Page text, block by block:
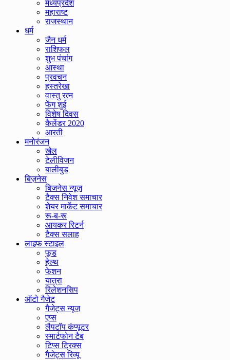
मध्यप्रदेश
महाराष्ट
राजस्थान
धर्म
जैन धर्म
राशिफल
शुभ पंचांग
आस्था
प्रवचन
हस्तरेखा
वास्तु रत्न
फेंग शुई
विशेष दिवस
कैलेंडर 2020
आरती
मनोरंजन
खेल
टेलीविजन
बालीबुड
बिज़नेस
बिजनेस न्यूज़
टैक्स निवेश समाचार
शेयर मार्केट समाचार
रू-ब-रू
आयकर रिटर्न
टैक्स सलाह
लाइफ स्टाइल
फूड
हेल्थ
फेशन
यात्रा
रिलेशनसिप
ऑटो गैजेट
गैजेट्स न्यूज़
एप्स
लैपटॉप कंप्यूटर
स्मार्टफोन टैब
टिप्स ट्रिक्स
गैजेट्स रिव्यू